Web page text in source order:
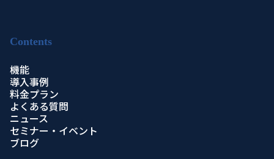
Contents
機能
導入事例
料金プラン
よくある質問
ニュース
セミナー・イベント
ブログ